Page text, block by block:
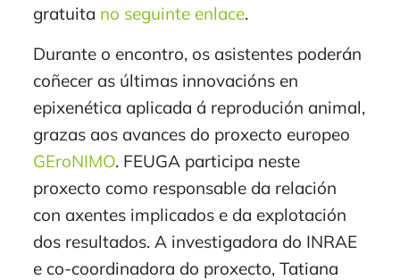
gratuita no seguinte enlace.
Durante o encontro, os asistentes poderán
coñecer as últimas innovacións en
epixenética aplicada á reprodución animal,
grazas aos avances do proxecto europeo
GEroNIMO. FEUGA participa neste
proxecto como responsable da relación
con axentes implicados e da explotación
dos resultados. A investigadora do INRAE
e co-coordinadora do proxecto, Tatiana